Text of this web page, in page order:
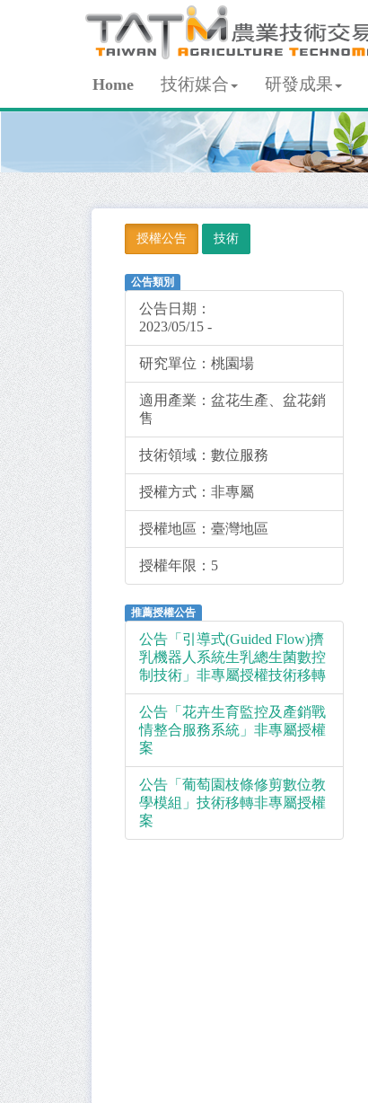
Home 技術媒合 研發成果
授權公告 技術
公告類別
公告日期：
2023/05/15 -
研究單位： 桃園場
適用產業： 盆花生產、盆花銷
售
技術領域： 數位服務
授權方式： 非專屬
授權地區： 臺灣地區
授權年限： 5
推薦授權公告
公告「引導式(Guided Flow)擠
乳機器人系統生乳總生菌數控
制技術」非專屬授權技術移轉
公告「花卉生育監控及產銷戰
情整合服務系統」非專屬授權
案
公告「葡萄園枝條修剪數位教
學模組」技術移轉非專屬授權
案